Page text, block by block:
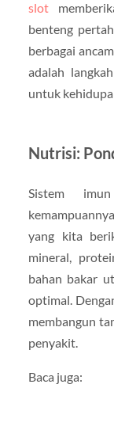
slot
benteng
berbagai
adalah
untuk
Nutrisi:
Sistem
yang kita
mineral,
bahan bakar
optimal.
membangun
penyakit.
Baca juga: